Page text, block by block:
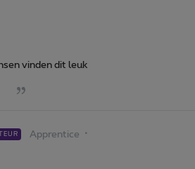
vinden dit leuk
Apprentice